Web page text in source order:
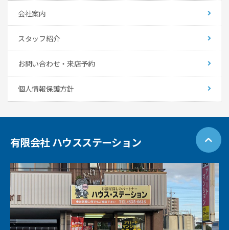
会社案内
スタッフ紹介
お問い合わせ・来店予約
個人情報保護方針
有限会社 ハウスステーション